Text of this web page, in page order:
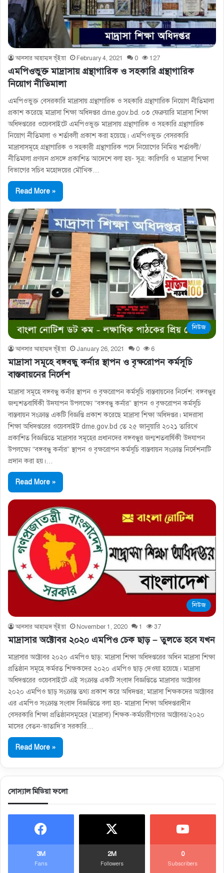
আনসার আহাম্মদ ভূঁইয়া February 4, 2021 0 127
এমপিওভুক্ত মাদ্রাসায় গ্রন্থাগারিক ও সহকারি গ্রন্থাগারিক
নিয়োগ নীতিমালা
এমপিওভুক্ত বেসরকারি মাদ্রাসায় গ্রন্থাগারিক ও সহকারি গ্রন্থাগারিক নিয়োগ নীতিমালা
প্রকাশ করেছে মাদ্রাসা শিক্ষা অধিদপ্তর dme.gov.bd. ০৩ ফেব্রুয়ারি মাদ্রাসা শিক্ষা
অধিদপ্তরের ওয়েবসাইটে এমপিওভুক্ত মাদ্রাসায় গ্রন্থাগারিক ও সহকারি গ্রন্থাগারিক
নিয়োগ নীতিমালা ও শর্তাবলী প্রকাশ করা হয়েছে। এমপিওভুক্ত বেসরকারি
মাদ্রাসাসমূহে গ্রন্থাগারিক ও সহকারী গ্রন্থাগারিক পদে নিয়ােগের নিমিত্ত শর্তাবলী/
নীতিমালা প্রণয়ন প্রসঙ্গে প্রকাশিত আদেশে বলা হয়- সূত্র: কারিগরি ও মাদ্রাসা শিক্ষা
বিভাগের সচিব মহােদয়ের মৌখিক…
Read More »
নিউজ
আনসার আহাম্মদ ভূঁইয়া January 26, 2021 0 6
মাদ্রাসা সমূহে বঙ্গবন্ধু কর্নার স্থাপন ও বৃক্ষরোপন কর্মসূচি
বাস্তবায়নের নির্দেশ
মাদ্রাসা সমূহে বঙ্গবন্ধু কর্নার স্থাপন ও বৃক্ষরোপন কর্মসূচি বাস্তবায়নের নির্দেশ: বঙ্গবন্ধুর
জন্মশতবার্ষিকী উদযাপন উপলক্ষ্যে “বঙ্গবন্ধু কর্নার” স্থাপন ও বৃক্ষরোপন কর্মসূচি
বাস্তবায়ন সংক্রান্ত একটি বিজ্ঞপ্তি প্রকাশ করেছে মাদ্রাসা শিক্ষা অধিদপ্তর। মাদরাসা
শিক্ষা অধিদপ্তরের ওয়েবসাইট dme.gov.bd তে ২৫ জানুয়ারি ২০২১ তারিখে
প্রকাশিত বিজ্ঞপ্তিতে মাদ্রাসার সমূহের প্রধানদের বঙ্গবন্ধুর জন্মশতবার্ষিকী উদযাপন
উপলক্ষ্যে “বঙ্গবন্ধু কর্নার” স্থাপন ও বৃক্ষরােপন কর্মসূচি বাস্তবায়ন সংক্রান্ত নির্দেশনাটি
প্রদান করা হয়।…
Read More »
নিউজ
আনসার আহাম্মদ ভূঁইয়া November 1, 2020 1 37
মাদ্রাসার অক্টোবর ২০২০ এমপিও চেক ছাড় – তুলতে হবে যখন
মাদ্রাসার অক্টোবর ২০২০ এমপিও ছাড়: মাদ্রাসা শিক্ষা অধিদপ্তরের অধিন মাদ্রাসা শিক্ষা
প্রতিষ্ঠান সমূহে কর্মরত শিক্ষকদের ২০২০ এমপিও ছাড় দেওয়া হয়েছে। মাদ্রাসা
অধিদপ্তরের ওয়েবসাইটে এই সংক্রান্ত একটি সংবাদ বিজ্ঞপ্তিতে মাদ্রাসার অক্টোবর
২০২০ এমপিও ছাড় সংক্রান্ত তথ্য প্রকাশ করে অধিদপ্তর; মাদ্রাসা শিক্ষকদের অক্টোবর
এর এমপিও সংক্রান্ত সংবাদ বিজ্ঞপ্তিতে বলা হয়- মাদ্রাসা শিক্ষা অধিদপ্তরাধীন
বেসরকারি শিক্ষা প্রতিষ্ঠানসমূহের (মাদ্রাসা) শিক্ষক-কর্মচারীগণের অক্টোবর/২০২০
মাসের বেতন-ভাতাদি’র সরকারি…
Read More »
সোস্যাল মিডিয়া ফলো
3M
Fans
2M
Followers
0
Subscribers